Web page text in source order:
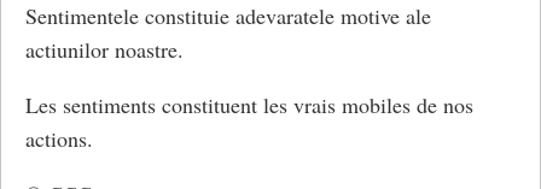
Sentimentele constituie adevaratele motive ale
actiunilor noastre.
Les sentiments constituent les vrais mobiles de nos
actions.